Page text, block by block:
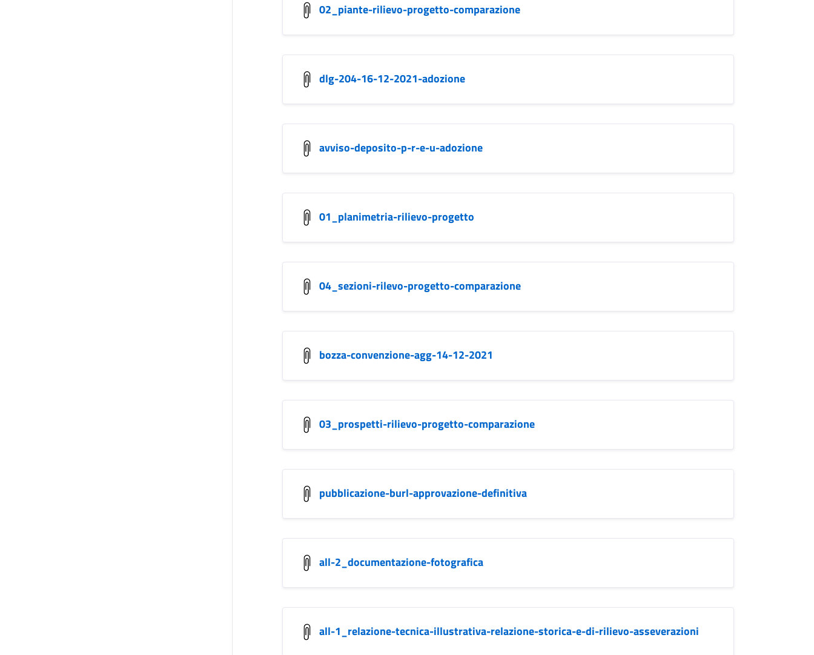
02_piante-rilievo-progetto-comparazione
dlg-204-16-12-2021-adozione
avviso-deposito-p-r-e-u-adozione
01_planimetria-rilievo-progetto
04_sezioni-rilevo-progetto-comparazione
bozza-convenzione-agg-14-12-2021
03_prospetti-rilievo-progetto-comparazione
pubblicazione-burl-approvazione-definitiva
all-2_documentazione-fotografica
all-1_relazione-tecnica-illustrativa-relazione-storica-e-di-rilievo-asseverazioni